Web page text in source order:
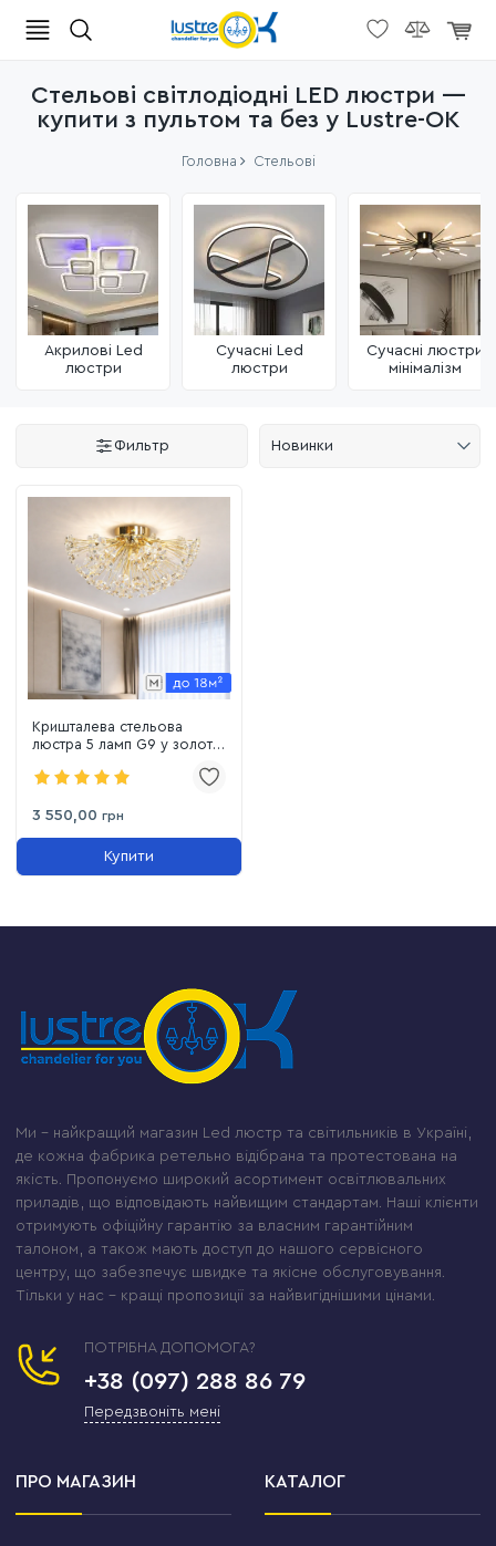
Стельові світлодіодні LED люстри —
купити з пультом та без у Lustre-OK
Головна Стельові
Акрилові Led
люстри
Сучасні Led
люстри
Сучасні люстри
мінімалізм
Фильтр Новинки
Кришталева стельова
люстра 5 ламп G9 у золоті
3 550,00 грн
Купити
Ми – найкращий магазин Led люстр та світильників в Україні,
де кожна фабрика ретельно відібрана та протестована на
якість. Пропонуємо широкий асортимент освітлювальних
приладів, що відповідають найвищим стандартам. Наші клієнти
отримують офіційну гарантію за власним гарантійним
талоном, а також мають доступ до нашого сервісного
центру, що забезпечує швидке та якісне обслуговування.
Тільки у нас – кращі пропозиції за найвигіднішими цінами.
ПОТРІБНА ДОПОМОГА?
+38 (097) 288 86 79
Передзвоніть мені
ПРО МАГАЗИН КАТАЛОГ